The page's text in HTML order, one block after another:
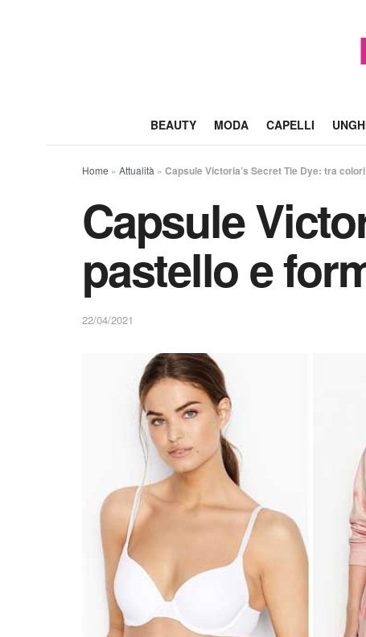
BEAUTY MODA CAPELLI
Home » Attualità » Capsule Victoria’s Secret Tie Dye: tra
Capsule
pastello e
22/04/2021